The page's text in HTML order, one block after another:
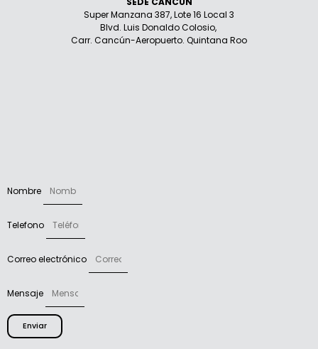
Super Manzana 387, Lote 16 Local 3
Blvd. Luis Donaldo Colosio,
Carr. Cancún-Aeropuerto. Quintana Roo
Nombre
Telefono
Correo electrónico
Mensaje
Enviar